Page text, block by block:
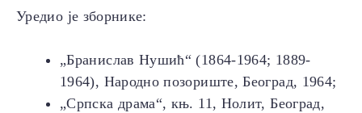
Уредио је зборнике:
„Бранислав Нушић“ (1864-1964; 1889-
1964), Народно позориште, Београд, 1964;
„Српска драма“, књ. 11, Нолит, Београд,